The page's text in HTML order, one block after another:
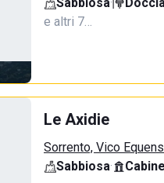
e altri 7…
Le Axidie
Sorrento, Vico
Sabbiosa· Cabine